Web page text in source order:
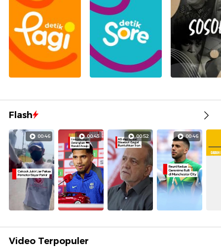
Flash
00:46 00:43 00:52 00:46
Video Terpopuler